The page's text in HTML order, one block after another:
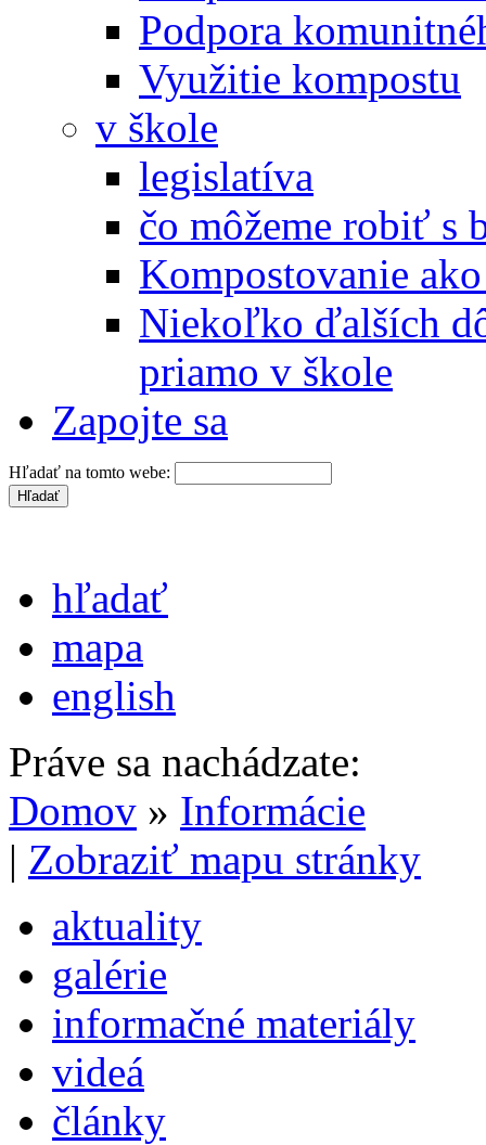
Podpora
Využitie kompostu
v škole
legislatíva
čo môžeme robiť s
Kompostovanie
Niekoľko ďalších
priamo v škole
Zapojte sa
Hľadať na tomto webe:
hľadať
mapa
english
Práve sa nachádzate:
Domov » Informácie
| Zobraziť mapu stránky
aktuality
galérie
informačné materiály
videá
články